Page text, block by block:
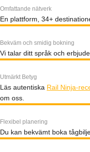
Omfattande nätverk
En plattform, 34+
Bekväm och smidig bokning
Vi talar ditt språk och
Utmärkt Betyg
Läs autentiska Rail Ninja-
om oss.
Flexibel planering
Du kan bekvämt boka